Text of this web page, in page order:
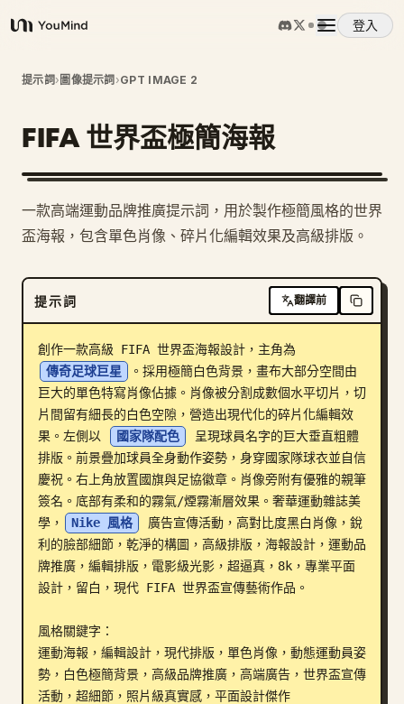
YouMind
登入
概覽
使用案例
定價
下載
部落格
更新
提示詞› 圖像提示詞 ›GPT IMAGE 2
FIFA 世界盃極簡海報
一款高端運動品牌推廣提示詞，用於製作極簡風格的世界
盃海報，包含單色肖像、碎片化編輯效果及高級排版。
提示詞 翻譯前
創作一款高級 FIFA 世界盃海報設計，主角為
傳奇足球巨星
。採用極簡白色背景，畫布大部分空間由
巨大的單色特寫肖像佔據。肖像被分割成數個水平切片，切
片間留有細長的白色空隙，營造出現代化的碎片化編輯效
果。左側以
國家隊配色
呈現球員名字的巨大垂直粗體
排版。前景疊加球員全身動作姿勢，身穿國家隊球衣並自信
慶祝。右上角放置國旗與足協徽章。肖像旁附有優雅的親筆
簽名。底部有柔和的霧氣/煙霧漸層效果。奢華運動雜誌美
學，
Nike 風格
廣告宣傳活動，高對比度黑白肖像，銳
利的臉部細節，乾淨的構圖，高級排版，海報設計，運動品
牌推廣，編輯排版，電影級光影，超逼真，8k，專業平面
設計，留白，現代 FIFA 世界盃宣傳藝術作品。
風格關鍵字：
運動海報，編輯設計，現代排版，單色肖像，動態運動員姿
勢，白色極簡背景，高級品牌推廣，高端廣告，世界盃宣傳
活動，超細節，照片級真實感，平面設計傑作